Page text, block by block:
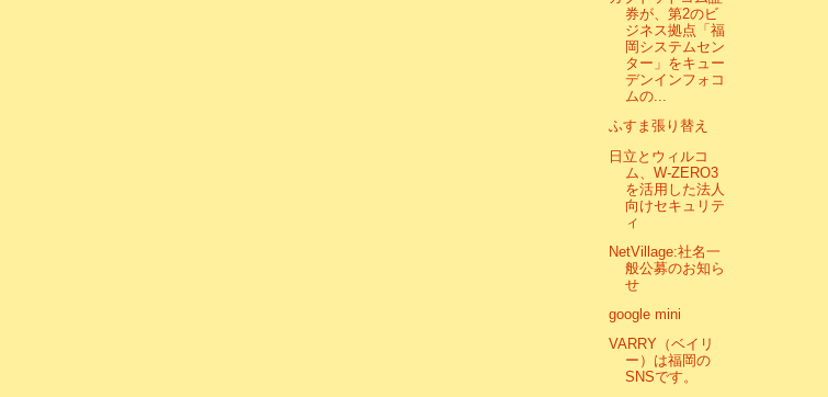
券が、第2のビ
ジネス拠点「福
岡システムセン
ター」をキュー
デンインフォコ
ムの...
ふすま張り替え
日立とウィルコ
ム、W-ZERO3
を活用した法人
向けセキュリテ
ィ
NetVillage:社名一
般公募のお知ら
せ
google mini
VARRY（ベイリ
ー）は福岡の
SNSです。